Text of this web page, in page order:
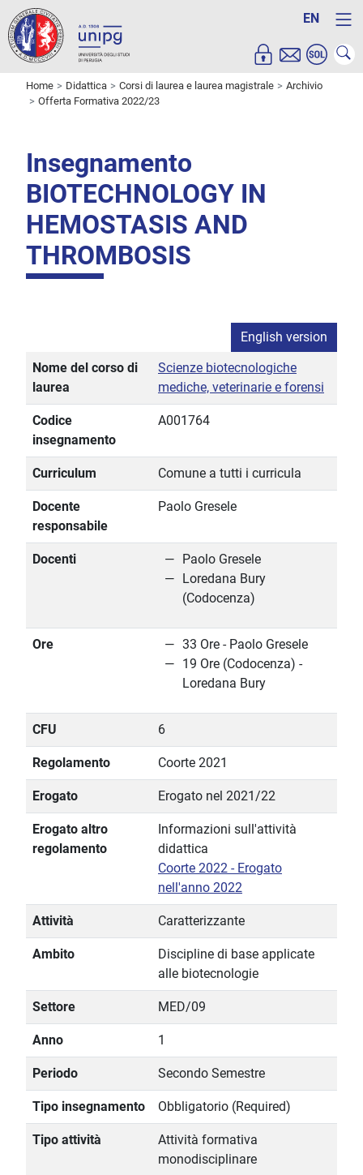
EN
Home Didattica Corsi di laurea e laurea magistrale
Archivio
Offerta Formativa 2022/23
Insegnamento
BIOTECHNOLOGY IN
HEMOSTASIS AND
THROMBOSIS
English version
Nome del corso di
laurea
Scienze biotecnologiche
mediche, veterinarie e forensi
Codice
insegnamento
A001764
Curriculum Comune a tutti i curricula
Docente
responsabile
Paolo Gresele
Docenti
Paolo Gresele
Loredana Bury
(Codocenza)
Ore
33 Ore - Paolo Gresele
19 Ore (Codocenza) -
Loredana Bury
CFU 6
Regolamento Coorte 2021
Erogato Erogato nel 2021/22
Erogato altro
regolamento
Informazioni sull'attività
didattica
Coorte 2022 - Erogato
nell'anno 2022
Attività Caratterizzante
Ambito
Discipline di base applicate
alle biotecnologie
Settore MED/09
Anno 1
Periodo Secondo Semestre
Tipo insegnamento Obbligatorio (Required)
Tipo attività
Attività formativa
monodisciplinare